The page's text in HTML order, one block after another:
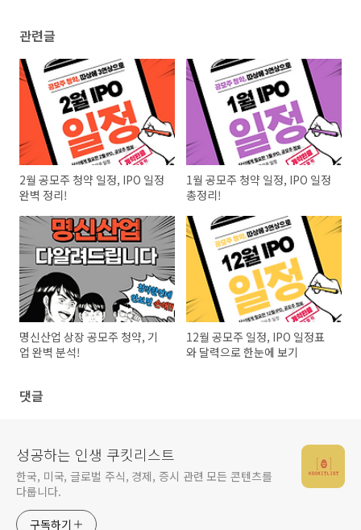
관련글
2월 공모주 청약 일정, IPO 일정
완벽 정리!
1월 공모주 청약 일정, IPO 일정
총정리!
명신산업 상장 공모주 청약, 기
업 완벽 분석!
12월 공모주 일정, IPO 일정표
와 달력으로 한눈에 보기
댓글
성공하는 인생 쿠킷리스트
한국, 미국, 글로벌 주식, 경제, 증시 관련 모든 콘텐츠를
다룹니다.
구독하기